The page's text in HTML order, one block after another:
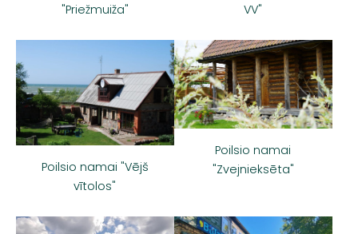
"Priežmuiža"
VV"
Poilsio namai "Vējš
vītolos"
Poilsio namai
"Zvejnieksēta"